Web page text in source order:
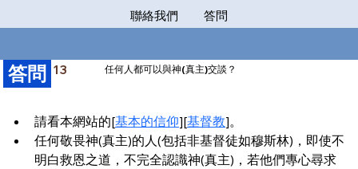
聯絡我們
答問
任何人都可以與神(真主)交談？
13
​答問
請看本網站的[基本的信仰][基督教]。
任何敬畏神(真主)的人(包括非基督徒如穆斯林)，即使不
明白救恩之道，不完全認識神(真主)，若他們專心尋求